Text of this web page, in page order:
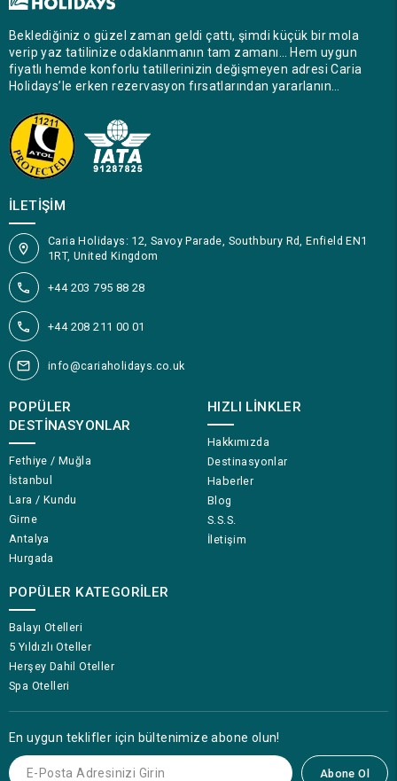
Beklediğiniz o güzel zaman geldi çattı, şimdi küçük bir mola
verip yaz tatilinize odaklanmanın tam zamanı… Hem uygun
fiyatlı hemde konforlu tatillerinizin değişmeyen adresi Caria
Holidays’le erken rezervasyon fırsatlarından yararlanın…
İLETIŞIM
Caria Holidays: 12, Savoy Parade, Southbury Rd, Enfield EN1
1RT, United Kingdom
+44 203 795 88 28
+44 208 211 00 01
info@cariaholidays.co.uk
POPÜLER
DESTINASYONLAR
Fethiye / Muğla
İstanbul
Lara / Kundu
Girne
Antalya
Hurgada
POPÜLER KATEGORILER
Balayı Otelleri
5 Yıldızlı Oteller
Herşey Dahil Oteller
Spa Otelleri
HIZLI LINKLER
Hakkımızda
Destinasyonlar
Haberler
Blog
S.S.S.
İletişim
En uygun teklifler için bültenimize abone olun!
Abone Ol